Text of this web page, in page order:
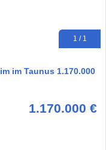
1 / 1
im Taunus 1.170.000
1.170.000 €